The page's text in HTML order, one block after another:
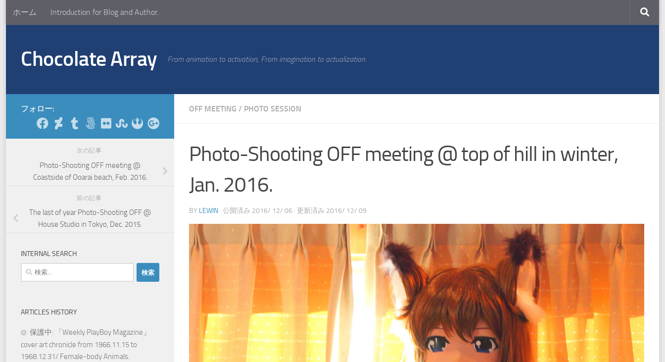
コンテンツへスキップ
ホーム Introduction for Blog and Author.
Chocolate Array From animation to activation, From imagination to actualization.
OFF MEETING / PHOTO SESSION
Photo-Shooting OFF meeting @ top of hill in winter,
Jan. 2016.
BY LEWIN · 公開済み 2016/ 12/ 06 · 更新済み 2016/ 12/ 09
フォロー:
次の記事
Photo-Shooting OFF meeting @
Coastside of Ooarai beach, Feb. 2016.
前の記事
The last of year Photo-Shooting OFF @
House Studio in Tokyo, Dec. 2015.
INTERNAL SEARCH
検
索:
ARTICLES HISTORY
保護中: 「Weekly PlayBoy Magazine」
cover art chronicle from 1966.11.15 to
1968.12.31/ Female-body Animals.